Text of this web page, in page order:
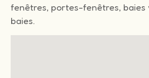
fenêtres, portes-fenêtres, baies
baies.